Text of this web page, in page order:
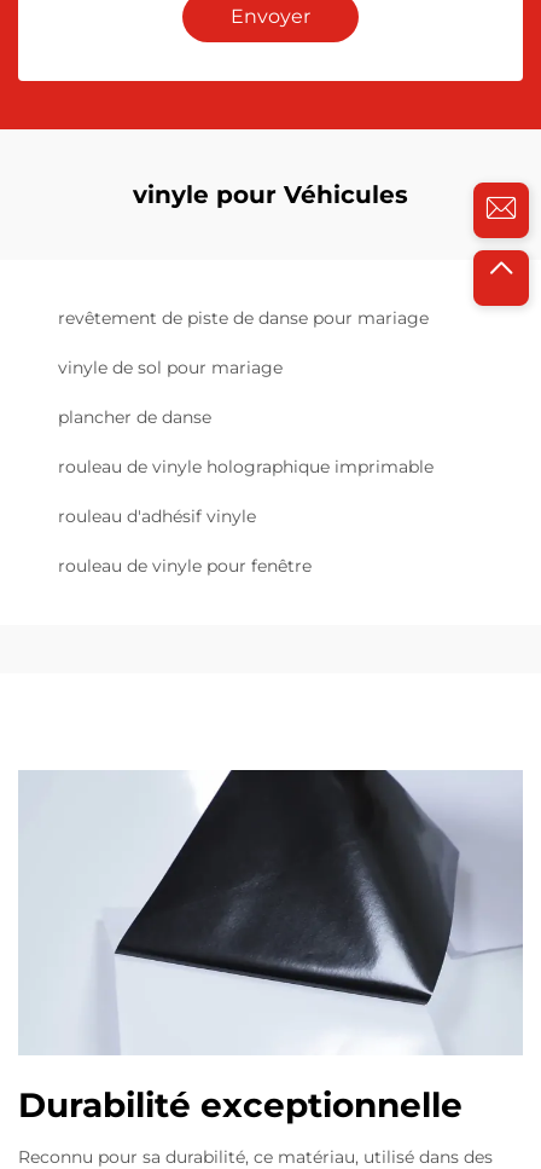
Envoyer
vinyle pour Véhicules
revêtement de piste de danse pour mariage
vinyle de sol pour mariage
plancher de danse
rouleau de vinyle holographique imprimable
rouleau d'adhésif vinyle
rouleau de vinyle pour fenêtre
Durabilité exceptionnelle
Reconnu pour sa durabilité, ce matériau, utilisé dans des